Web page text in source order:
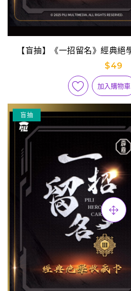
【盲抽】《一招留名》經典
$49
加入購物車
盲抽